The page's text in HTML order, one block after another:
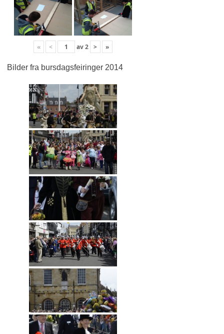
« < av2 > »
Bilder fra bursdagsfeiringer 2014